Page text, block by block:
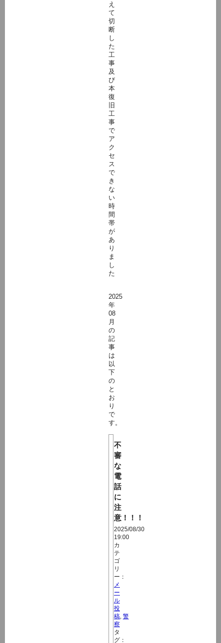
え
て
切
断
し
た
工
事
及
び
本
復
旧
工
事
で
ア
ク
セ
ス
で
き
な
い
時
間
帯
が
あ
り
ま
し
た
2025
年
08
月
の
記
事
は
以
下
の
と
お
り
で
す。
不
審
な
電
話
に
注
意！！！
2025/08/30
19:00
カ
テ
ゴ
リ
ー：
メ
ー
ル
投
稿 警
察
タ
グ：